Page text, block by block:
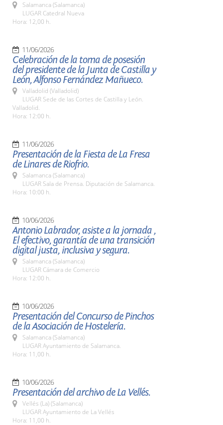
Salamanca (Salamanca)
LUGAR Catedral Nueva
Hora: 12,00 h.
11/06/2026
Celebración de la toma de posesión
del presidente de la Junta de Castilla y
León, Alfonso Fernández Mañueco.
Valladolid (Valladolid)
LUGAR Sede de las Cortes de Castilla y León.
Valladolid.
Hora: 12:00 h.
11/06/2026
Presentación de la Fiesta de La Fresa
de Linares de Riofrio.
Salamanca (Salamanca)
LUGAR Sala de Prensa. Diputación de Salamanca.
Hora: 10:00 h.
10/06/2026
Antonio Labrador, asiste a la jornada ,
El efectivo, garantía de una transición
digital justa, inclusiva y segura.
Salamanca (Salamanca)
LUGAR Cámara de Comercio
Hora: 12:00 h.
10/06/2026
Presentación del Concurso de Pinchos
de la Asociación de Hostelería.
Salamanca (Salamanca)
LUGAR Ayuntamiento de Salamanca.
Hora: 11,00 h.
10/06/2026
Presentación del archivo de La Vellés.
Vellés (La) (Salamanca)
LUGAR Ayuntamiento de La Vellés
Hora: 11,00 h.